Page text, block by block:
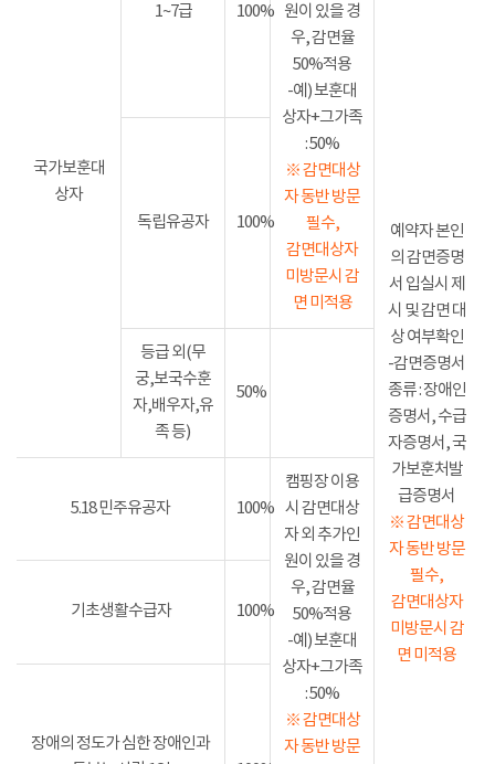
국가보훈대
상자
1~7급 100% 원이 있을 경
우, 감면율
50%적용
-예) 보훈대
상자+그가족
: 50%
※ 감면대상
자 동반 방문
필수,
감면대상자
미방문시 감
면 미적용
예약자 본인
의 감면증명
서 입실시 제
시 및 감면 대
상 여부확인
-감면증명서
종류 : 장애인
증명서, 수급
자증명서, 국
가보훈처발
급증명서
※ 감면대상
자 동반 방문
필수,
감면대상자
미방문시 감
면 미적용
독립유공자 100%
등급 외(무
궁,보국수훈
자,배우자,유
족 등)
50%
5.18 민주유공자 100%
캠핑장 이용
시 감면대상
자 외 추가인
원이 있을 경
우, 감면율
50%적용
-예) 보훈대
상자+그가족
: 50%
※ 감면대상
자 동반 방문
기초생활수급자 100%
장애의 정도가 심한 장애인과